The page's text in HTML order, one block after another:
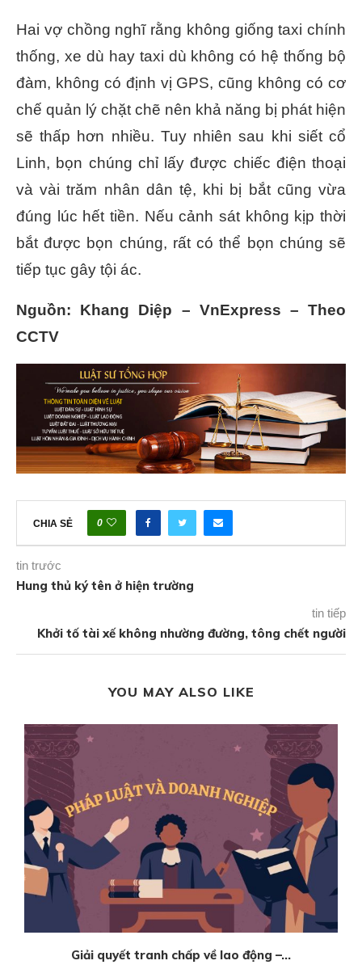
Hai vợ chồng nghĩ rằng không giống taxi chính
thống, xe dù hay taxi dù không có hệ thống bộ
đàm, không có định vị GPS, cũng không có cơ
chế quản lý chặt chẽ nên khả năng bị phát hiện
sẽ thấp hơn nhiều. Tuy nhiên sau khi siết cổ
Linh, bọn chúng chỉ lấy được chiếc điện thoại
và vài trăm nhân dân tệ, khi bị bắt cũng vừa
đúng lúc hết tiền. Nếu cảnh sát không kịp thời
bắt được bọn chúng, rất có thể bọn chúng sẽ
tiếp tục gây tội ác.
Nguồn: Khang Diệp – VnExpress – Theo
CCTV
CHIA SẺ 0
tin trước
Hung thủ ký tên ở hiện trường
tin tiếp
Khởi tố tài xế không nhường đường, tông chết người
YOU MAY ALSO LIKE
Giải quyết tranh chấp về lao động –...